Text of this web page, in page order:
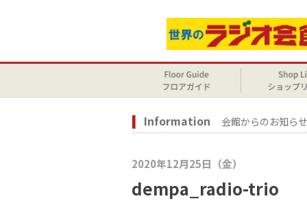
Information 会館からのお知らせ
2020年12月25日（金）
dempa_radio-trio